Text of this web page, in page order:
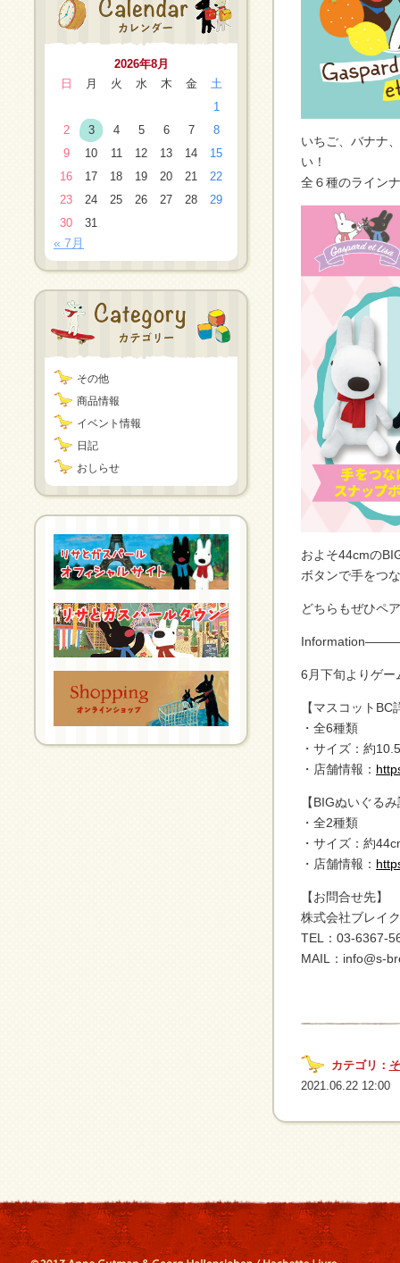
2026年8月
日
月 火 水 木 金
土
1
2
3 4 5 6 7
8
9
10 11 12 13 14
15
16
17 18 19 20 21
22
23
24 25 26 27 28
29
30
31
« 7月
その他
商品情報
イベント情報
日記
おしらせ
いちご、バナナ
い！
全６種のライン
およそ44cmの
ボタンで手をつ
どちらもぜひペ
6月下旬よりゲー
【マスコットBC
・全6種類
・サイズ：約
・店舗情報：
【BIGぬいぐる
・全2種類
・サイズ：約
・店舗情報：
【お問合せ先】
株式会社ブレ
TEL：03-6367-
MAIL：info@s-
カテゴリ：
2021.06.22 12:00